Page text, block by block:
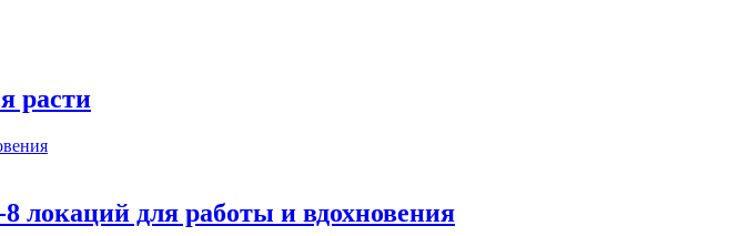
расти
локаций для работы и вдохновения